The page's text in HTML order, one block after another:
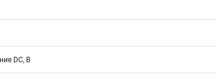
DC, В